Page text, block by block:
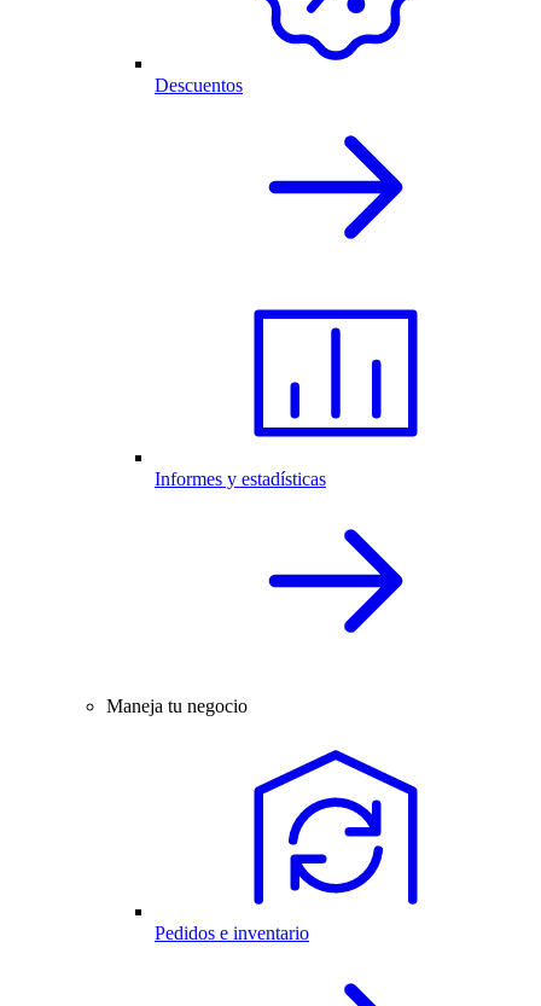
Descuentos
Informes y estadísticas
Maneja tu negocio
Pedidos e inventario